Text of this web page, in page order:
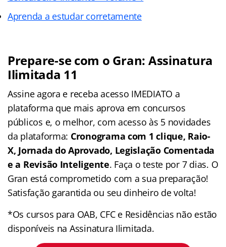
Aprenda a estudar corretamente
Prepare-se com o Gran: Assinatura
Ilimitada 11
Assine agora e receba acesso IMEDIATO a
plataforma que mais aprova em concursos
públicos e, o melhor, com acesso às 5 novidades
da plataforma: Cronograma com 1 clique, Raio-
X, Jornada do Aprovado, Legislação Comentada
e a Revisão Inteligente. Faça o teste por 7 dias. O
Gran está comprometido com a sua preparação!
Satisfação garantida ou seu dinheiro de volta!
*Os cursos para OAB, CFC e Residências não estão
disponíveis na Assinatura Ilimitada.